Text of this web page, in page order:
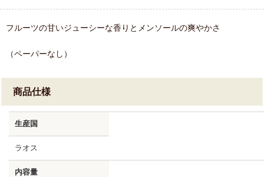
フルーツの甘いジューシーな香りとメンソールの爽やかさ
（ペーパーなし）
商品仕様
生産国
ラオス
内容量